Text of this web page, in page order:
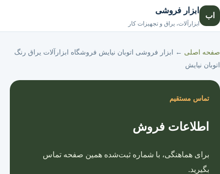
اب
ابزار فروشی
ابزارآلات، یراق و تجهیزات کار
صفحه اصلی ← ابزار فروشی اتوبان نیایش فروشگاه ابزارآلات یراق رنگ
اتوبان نیایش
تماس مستقیم
اطلاعات فروش
برای هماهنگی، با شماره ثبت‌شده همین صفحه تماس
بگیرید.